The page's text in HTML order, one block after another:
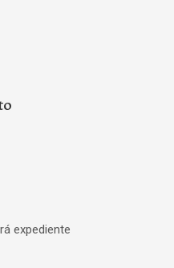
expediente